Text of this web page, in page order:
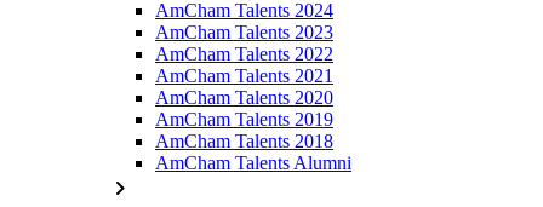
AmCham Talents 2024
AmCham Talents 2023
AmCham Talents 2022
AmCham Talents 2021
AmCham Talents 2020
AmCham Talents 2019
AmCham Talents 2018
AmCham Talents Alumni
chevron_right